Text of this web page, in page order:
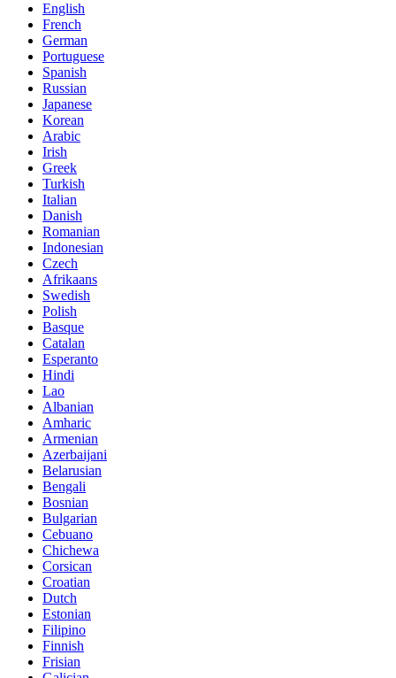
English
French
German
Portuguese
Spanish
Russian
Japanese
Korean
Arabic
Irish
Greek
Turkish
Italian
Danish
Romanian
Indonesian
Czech
Afrikaans
Swedish
Polish
Basque
Catalan
Esperanto
Hindi
Lao
Albanian
Amharic
Armenian
Azerbaijani
Belarusian
Bengali
Bosnian
Bulgarian
Cebuano
Chichewa
Corsican
Croatian
Dutch
Estonian
Filipino
Finnish
Frisian